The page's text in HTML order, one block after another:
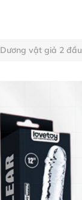
Dương vật giả 2 đầu